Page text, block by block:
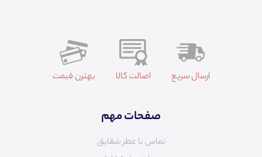
ارسال سریع اصالت کالا بهترن قیمت
صفحات مهم
تماس با عطر شقایق